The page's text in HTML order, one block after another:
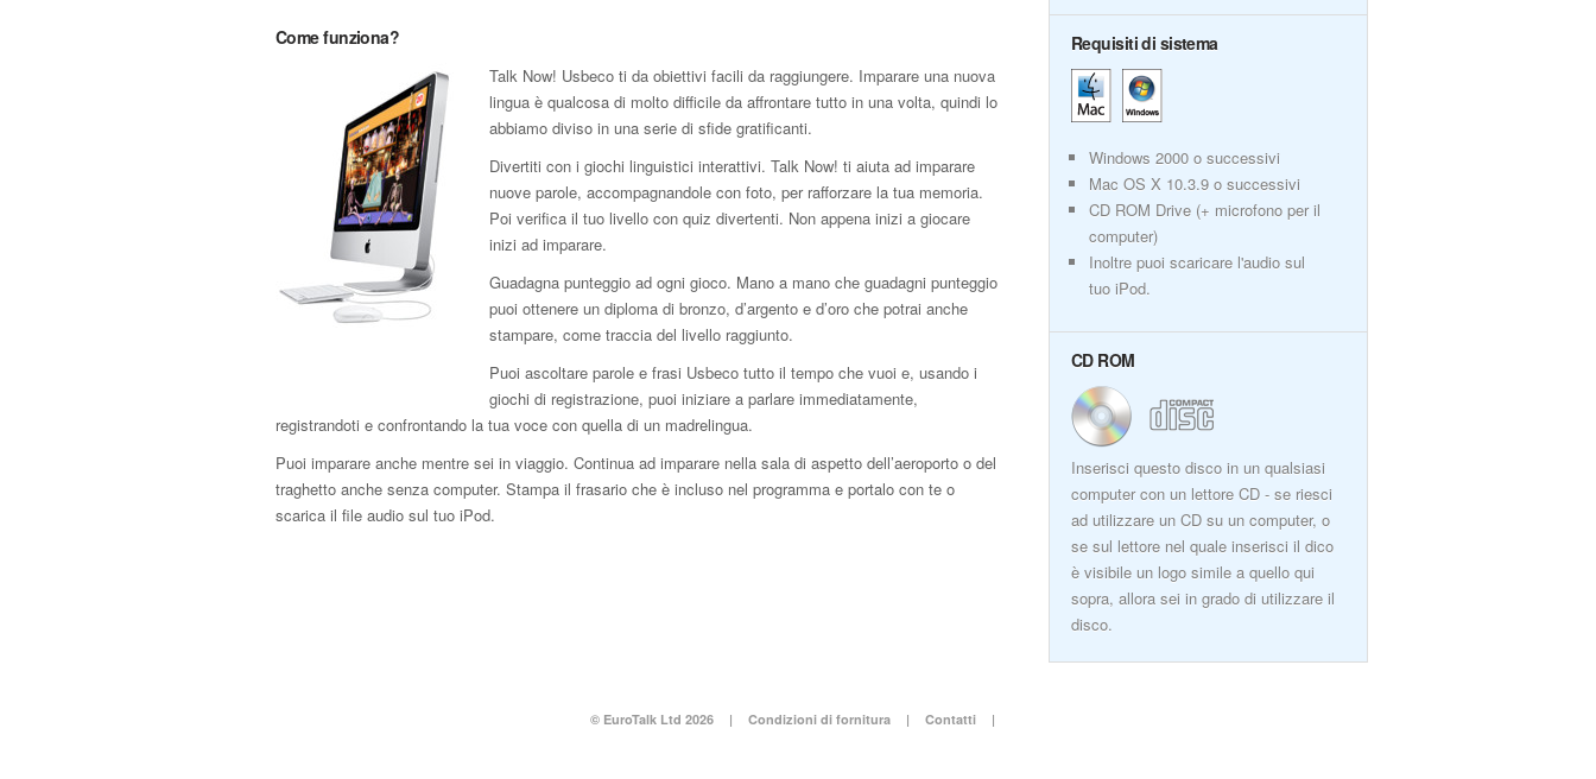
Come funziona?
Talk Now! Usbeco ti da obiettivi facili da raggiungere. Imparare una nuova
lingua è qualcosa di molto difficile da affrontare tutto in una volta, quindi lo
abbiamo diviso in una serie di sfide gratificanti.
Divertiti con i giochi linguistici interattivi. Talk Now! ti aiuta ad imparare
nuove parole, accompagnandole con foto, per rafforzare la tua memoria.
Poi verifica il tuo livello con quiz divertenti. Non appena inizi a giocare
inizi ad imparare.
Guadagna punteggio ad ogni gioco. Mano a mano che guadagni punteggio
puoi ottenere un diploma di bronzo, d’argento e d’oro che potrai anche
stampare, come traccia del livello raggiunto.
Puoi ascoltare parole e frasi Usbeco tutto il tempo che vuoi e, usando i
giochi di registrazione, puoi iniziare a parlare immediatamente,
registrandoti e confrontando la tua voce con quella di un madrelingua.
Puoi imparare anche mentre sei in viaggio. Continua ad imparare nella sala di aspetto dell’aeroporto o del
traghetto anche senza computer. Stampa il frasario che è incluso nel programma e portalo con te o
scarica il file audio sul tuo iPod.
Requisiti di sistema
Windows 2000 o successivi
Mac OS X 10.3.9 o successivi
CD ROM Drive (+ microfono per il
computer)
Inoltre puoi scaricare l'audio sul
tuo iPod.
CD ROM
Inserisci questo disco in un qualsiasi
computer con un lettore CD - se riesci
ad utilizzare un CD su un computer, o
se sul lettore nel quale inserisci il dico
è visibile un logo simile a quello qui
sopra, allora sei in grado di utilizzare il
disco.
© EuroTalk Ltd 2026 | Condizioni di fornitura | Contatti |